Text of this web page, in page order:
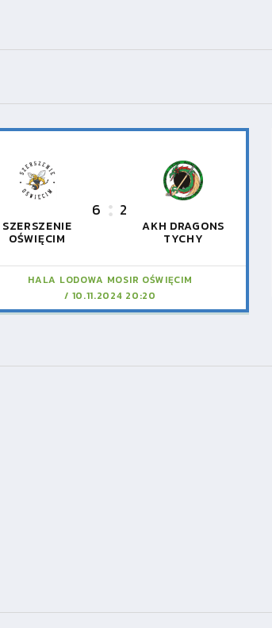
SZERSZENIE
OŚWIĘCIM
6 2
AKH DRAGONS
TYCHY
HALA LODOWA MOSIR OŚWIĘCIM
10.11.2024 20:20